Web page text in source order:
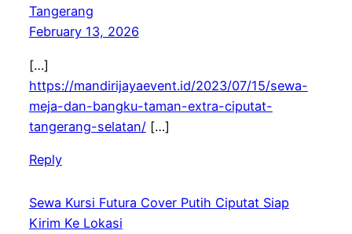
Tangerang
February 13, 2026
[…]
https://mandirijayaevent.id/2023/07/15/sewa-
meja-dan-bangku-taman-extra-ciputat-
tangerang-selatan/[…]
Reply
Sewa Kursi Futura Cover Putih Ciputat Siap
Kirim Ke Lokasi